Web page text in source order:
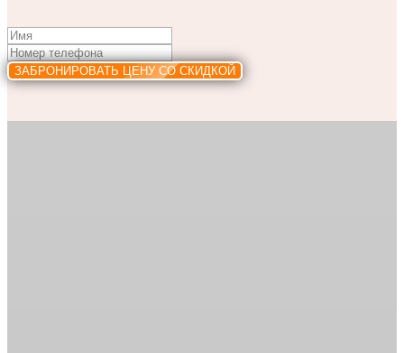
ЗАБРОНИРОВАТЬ ЦЕНУ СО СКИДКОЙ